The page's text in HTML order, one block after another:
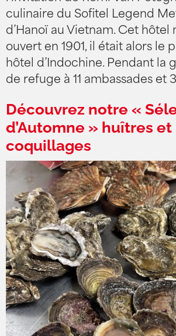
culinaire du Sofitel Legend
d’Hanoï au Vietnam. Cet hôtel
ouvert en 1901, il était alors le
hôtel d’Indochine. Pendant la
de refuge à 11 ambassades et
Découvrez notre «
d’Automne » huîtres et
coquillages